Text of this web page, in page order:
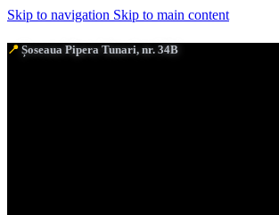
Skip to navigation Skip to main content
📍 Șoseaua Pipera Tunari, nr. 34B